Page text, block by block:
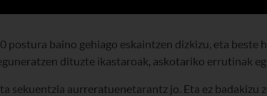
postura baino gehiago eskaintzen dizkizu, eta beste
dituzte ikastaroak, askotariko errutinak
sekuentzia aurreratuenetarantz jo. Eta ez badakizu